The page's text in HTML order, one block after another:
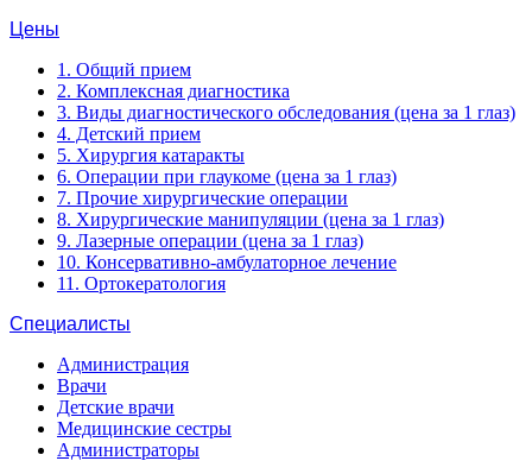
Цены
1. Общий прием
2. Комплексная диагностика
3. Виды диагностического обследования (цена за 1 глаз)
4. Детский прием
5. Хирургия катаракты
6. Операции при глаукоме (цена за 1 глаз)
7. Прочие хирургические операции
8. Хирургические манипуляции (цена за 1 глаз)
9. Лазерные операции (цена за 1 глаз)
10. Консервативно-амбулаторное лечение
11. Ортокератология
Специалисты
Администрация
Врачи
Детские врачи
Медицинские сестры
Администраторы